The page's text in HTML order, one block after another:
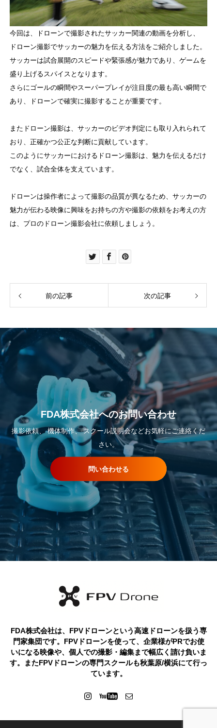
今回は、ドローンで撮影されたサッカー関連の動画を分析し、
ドローン撮影でサッカーの魅力を伝える方法をご紹介しました。
サッカーは試合展開のスピードや緊張感が魅力であり、ゲームを
盛り上げるスパイスとなります。
さらにゴールの瞬間やスーパープレイが注目度の最も高い瞬間で
あり、ドローンで確実に撮影することが重要です。
またドローン撮影は、サッカーのビデオ判定にも取り入れられて
おり、正確かつ公正な判断に貢献しています。
このようにサッカーにおけるドローン撮影は、魅力を伝えるだけ
でなく、試合全体を支えています。
ドローンは操作者によって撮影の品質が異なるため、サッカーの
魅力が伝わる映像に興味をお持ちの方や撮影の依頼をお考えの方
は、プロのドローン撮影会社に依頼しましょう。
前の記事 次の記事
FDA株式会社へのお問い合わせ
撮影依頼、 機体制作、 スクール説明会などお気軽にご連絡くだ
さい。
問い合わせる
FDA株式会社は、FPVドローンという高速ドローンを扱う専
門家集団です。FPVドローンを使って、企業様がPRでお使
いになる映像や、個人での撮影・編集まで幅広く請け負いま
す。またFPVドローンの専門スクールも秋葉原/横浜にて行っ
ています。